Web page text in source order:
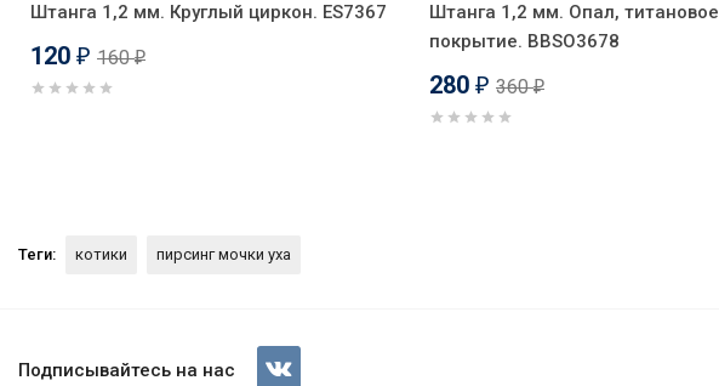
Штанга 1,2 мм. Круглый циркон. ES7367
120 ₽ 160₽
Штанга 1,2 мм. Опал, титановое
покрытие. BBSO3678
280 ₽ 360₽
Теги: котики пирсинг мочки уха
Серьги-гвоздики. Пара. Котики. SE0354-2
Подписывайтесь на нас